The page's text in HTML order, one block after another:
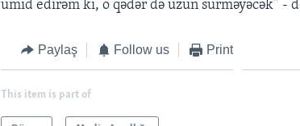
ümid edirəm ki, o qədər də uzun sürməyəcək” -
Paylaş Follow us Print
This item is part of